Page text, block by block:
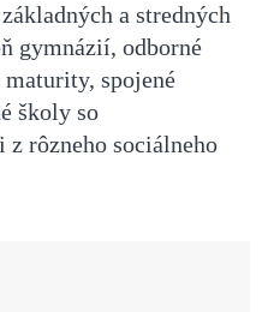
a stredných
gymnázií, odborné
spojené
školy so
rôzneho sociálneho